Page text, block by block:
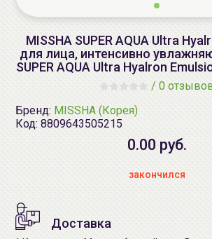
MISSHA SUPER AQUA Ultra
для лица, интенсивно
SUPER AQUA Ultra Hyalron
/ 0
Бренд: MISSHA (Корея)
Код: 8809643505215
0.00 руб.
закончился
Доставка